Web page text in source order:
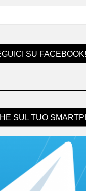
SU FACEBOOK!
SUL TUO